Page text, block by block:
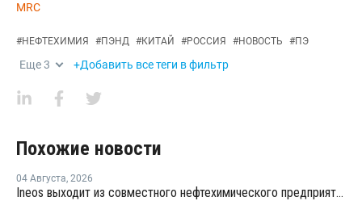
MRC
#НЕФТЕХИМИЯ #ПЭНД #КИТАЙ #РОССИЯ #НОВОСТЬ #ПЭ
Еще3 +Добавить все теги в фильтр
Похожие новости
04 Августа, 2026
Ineos выходит из совместного нефтехимического предприятия с Sinopec